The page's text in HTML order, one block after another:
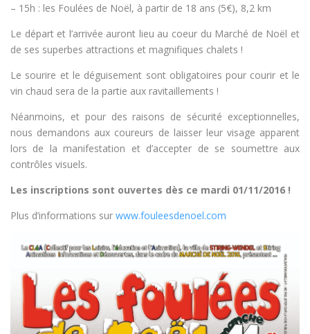
– 15h : les Foulées de Noël, à partir de 18 ans (5€), 8,2 km
Le départ et l’arrivée auront lieu au coeur du Marché de Noël et
de ses superbes attractions et magnifiques chalets !
Le sourire et le déguisement sont obligatoires pour courir et le
vin chaud sera de la partie aux ravitaillements !
Néanmoins, et pour des raisons de sécurité exceptionnelles,
nous demandons aux coureurs de laisser leur visage apparent
lors de la manifestation et d’accepter de se soumettre aux
contrôles visuels.
Les inscriptions sont ouvertes dès ce mardi 01/11/2016 !
Plus d’informations sur www.fouleesdenoel.com